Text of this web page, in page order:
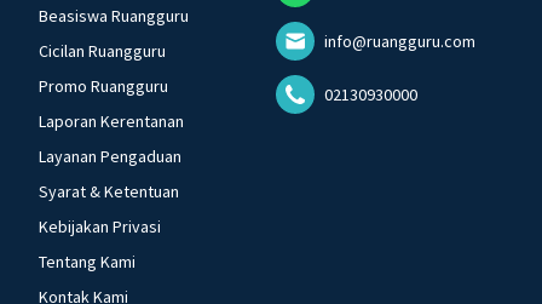
Beasiswa Ruangguru
Cicilan Ruangguru
Promo Ruangguru
Laporan Kerentanan
Layanan Pengaduan
Syarat & Ketentuan
Kebijakan Privasi
Tentang Kami
Kontak Kami
info@ruangguru.com
02130930000